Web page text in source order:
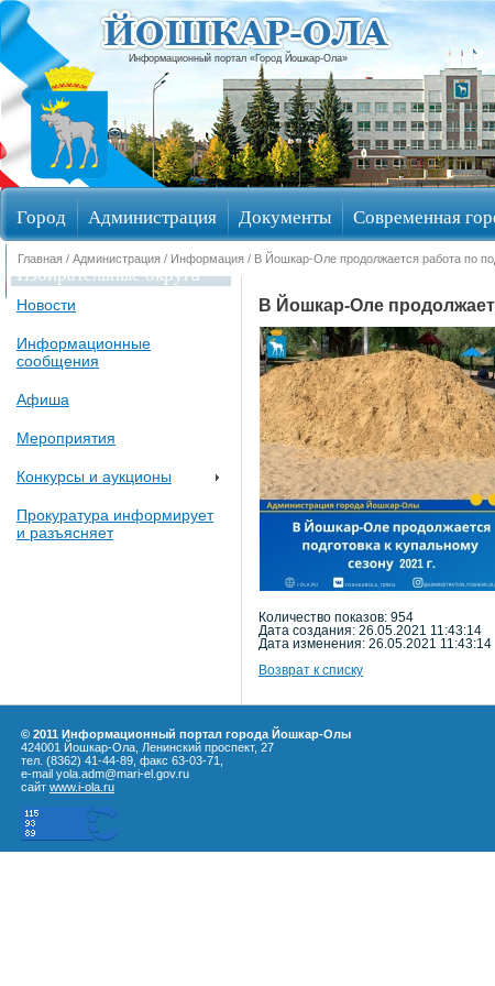
Информационный портал «Город Йошкар-Ола»
Город Администрация Документы Современная
Избирательные округа
Главная / Администрация / Информация / В Йошкар-Оле продолжается работа по
Новости
Информационные
сообщения
Афиша
Мероприятия
Конкурсы и аукционы
Прокуратура информирует
и разъясняет
В Йошкар-Оле
Количество показов: 954
Дата создания: 26.05.2021 11:43:14
Дата изменения: 26.05.2021 11:43:14
Возврат к списку
© 2011 Информационный портал города Йошкар-Олы
424001 Йошкар-Ола, Ленинский проспект, 27
тел. (8362) 41-44-89, факс 63-03-71,
e-mail yola.adm@mari-el.gov.ru
сайт www.i-ola.ru